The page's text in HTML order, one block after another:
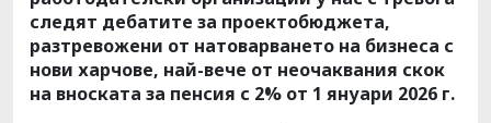
следят дебатите за проектобюджета,
разтревожени от натоварването на бизнеса с
нови харчове, най-вече от неочаквания скок
на вноската за пенсия с 2% от 1 януари 2026 г.